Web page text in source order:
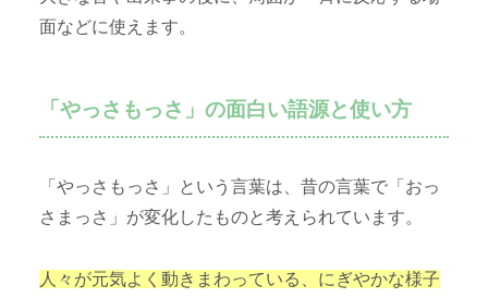
面などに使えます。
「やっさもっさ」の面白い語源と使い方
「やっさもっさ」という言葉は、昔の言葉で「おっ
さまっさ」が変化したものと考えられています。
人々が元気よく動きまわっている、にぎやかな様子